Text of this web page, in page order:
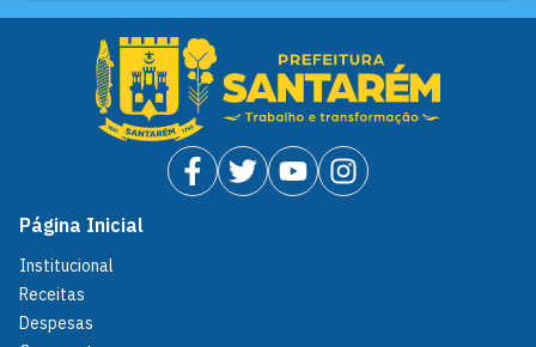
Página Inicial
Institucional
Receitas
Despesas